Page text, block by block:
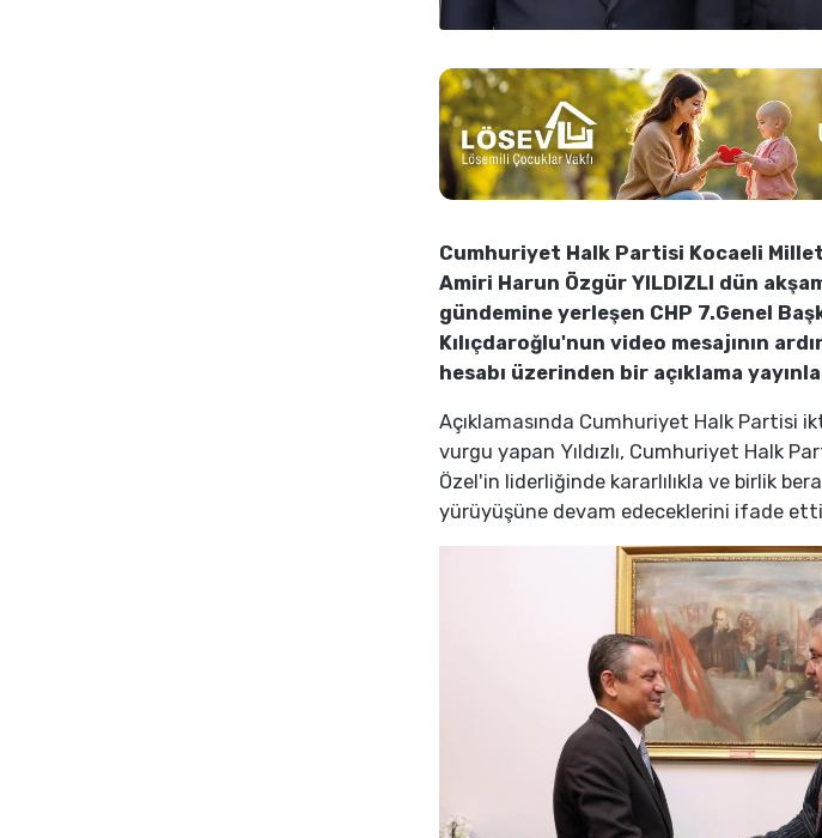
Cumhuriyet Halk Partisi Kocaeli
Amiri Harun Özgür YILDIZLI dün
gündemine yerleşen CHP 7.Genel
Kılıçdaroğlu'nun video mesajının
hesabı üzerinden bir açıklama
Açıklamasında Cumhuriyet Halk Partisi
vurgu yapan Yıldızlı, Cumhuriyet Halk
Özel'in liderliğinde kararlılıkla ve birlik
yürüyüşüne devam edeceklerini ifade